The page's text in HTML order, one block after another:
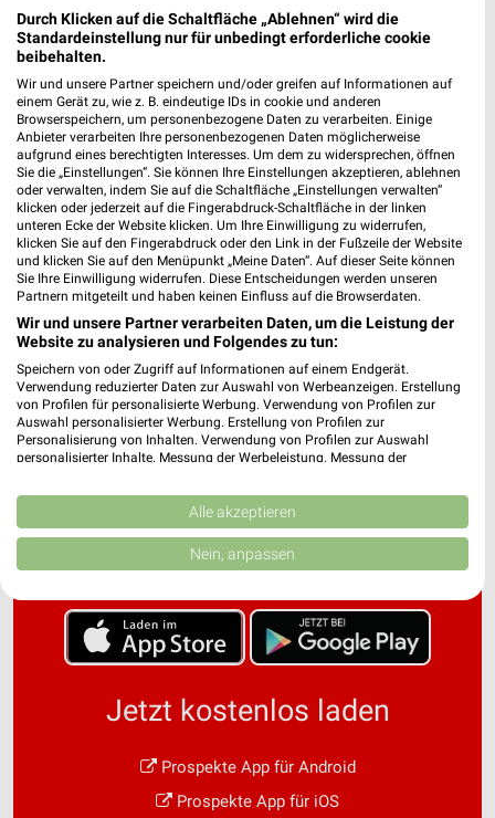
Volkswagen Prospekte und Angebote für
Volkswagen Automobile Chemnitz Filialen &
Öffnungszeiten für Chemnitz
Vorwerk Angebote im aktuellen Prospekt für
Dresden
Noch mehr Angebote in
der weekli App!
Jetzt kostenlos laden
Prospekte App für Android
Prospekte App für iOS
Durch Klicken auf die Schaltfläche „Ablehnen“ wird die
Standardeinstellung nur für unbedingt erforderliche cookie
beibehalten.
Wir und unsere Partner speichern und/oder greifen auf Informationen auf
einem Gerät zu, wie z. B. eindeutige IDs in cookie und anderen
Browserspeichern, um personenbezogene Daten zu verarbeiten. Einige
Anbieter verarbeiten Ihre personenbezogenen Daten möglicherweise
aufgrund eines berechtigten Interesses. Um dem zu widersprechen, öffnen
Sie die „Einstellungen“. Sie können Ihre Einstellungen akzeptieren, ablehnen
oder verwalten, indem Sie auf die Schaltfläche „Einstellungen verwalten“
klicken oder jederzeit auf die Fingerabdruck-Schaltfläche in der linken
unteren Ecke der Website klicken. Um Ihre Einwilligung zu widerrufen,
klicken Sie auf den Fingerabdruck oder den Link in der Fußzeile der Website
und klicken Sie auf den Menüpunkt „Meine Daten“. Auf dieser Seite können
Sie Ihre Einwilligung widerrufen. Diese Entscheidungen werden unseren
Partnern mitgeteilt und haben keinen Einfluss auf die Browserdaten.
Wir und unsere Partner verarbeiten Daten, um die Leistung der
Website zu analysieren und Folgendes zu tun:
Speichern von oder Zugriff auf Informationen auf einem Endgerät.
Verwendung reduzierter Daten zur Auswahl von Werbeanzeigen. Erstellung
von Profilen für personalisierte Werbung. Verwendung von Profilen zur
Auswahl personalisierter Werbung. Erstellung von Profilen zur
Personalisierung von Inhalten. Verwendung von Profilen zur Auswahl
personalisierter Inhalte. Messung der Werbeleistung. Messung der
Kombinationen von Daten aus verschiedenen Quellen. Entwicklung und
Verbesserung der Angebote. Verwendung reduzierter Daten zur Auswahl
von Inhalten.
Daten können außerhalb der Europäischen Union weitergegeben und in die
Website/App.
Partnerliste anzeigen (1 IAB-Anbieter)
Wir nutzen Ihre Daten für folgende Zwecke:
Speichern von oder Zugriff auf Informationen
Alle akzeptieren
Nein, anpassen